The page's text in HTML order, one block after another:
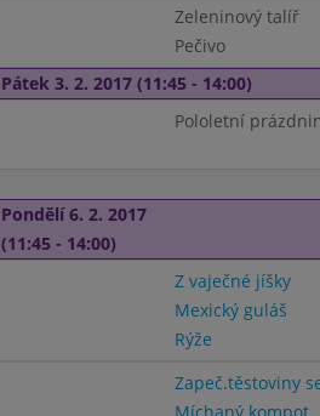
Zeleninový talíř
Pečivo
Pátek 3. 2. 2017 (11:45 - 14:00)
Pololetní
Pondělí 6. 2. 2017
(11:45 - 14:00)
Z vaječné jíšky
Mexický guláš
Rýže
Zapeč.těstoviny